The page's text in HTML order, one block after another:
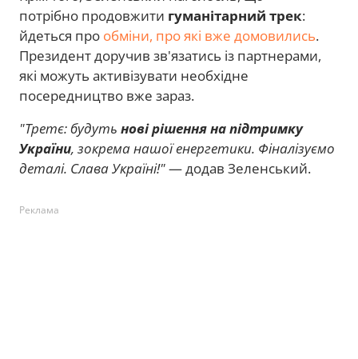
потрібно продовжити гуманітарний трек:
йдеться про обміни, про які вже домовились.
Президент доручив зв'язатись із партнерами,
які можуть активізувати необхідне
посередництво вже зараз.
"Третє: будуть нові рішення на підтримку
України, зокрема нашої енергетики. Фіналізуємо
деталі. Слава Україні!"— додав Зеленський.
Реклама